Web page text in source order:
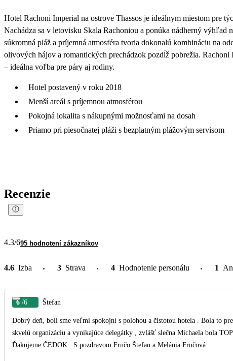
Hotel Rachoni Imperial na ostrove Thassos je ideálnym miestom pre
Nachádza sa v letovisku Skala Rachoniou a ponúka nádherný výhľad
súkromná pláž a príjemná atmosféra tvoria dokonalú kombináciu na
olivových hájov a romantických prechádzok pozdĺž pobrežia.
– ideálna voľba pre páry aj rodiny.
Hotel postavený v roku 2018
Menší areál s príjemnou atmosférou
Pokojná lokalita s nákupnými možnosťami na dosah
Priamo pri piesočnatej pláži s bezplatným plážovým servisom
Recenzie
4.3/695 hodnotení zákazníkov
4.6 Izba 3 Strava 4 Hodnotenie personálu 1
6 /6 Štefan
Dobrý deň, boli sme veľmi spokojní s polohou a čistotou hotela . Bola to
skvelú organizáciu a vynikajúce delegátky , zvlášť slečna Michaela bola
Ďakujeme ČEDOK . S pozdravom Frnčo Štefan a Melánia Frnčová .